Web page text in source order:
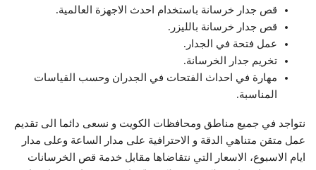
قص جدار خرسانة باستخدام احدث الاجهزة العالمية.
قص جدار خرسانة بالليزر.
عمل فتحة في الجدار.
تخريم جدار الخرسانة.
مهارة في احداث الفتحات في الجدران وحسب القياسات
المناسبة.
نتواجد في جميع مناطق ومحافظات الكويت و نسعى دائما الى تقديم
عمل متقن متناهي الدقة و الاحترافية على مدار الساعة وعلى مدار
ايام الاسبوع، الاسعار التي نتقاضاها مقابل خدمة قص الخرسانات